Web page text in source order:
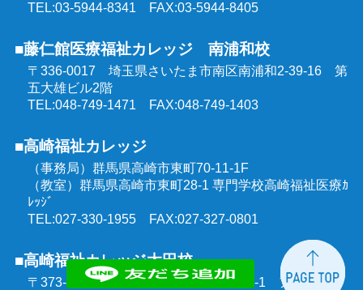
TEL:03-5944-8341 FAX:03-5944-8405
■藤仁館医療福祉カレッジ 南浦和校
〒336-0017 埼玉県さいたま市南区南浦和2-39-16 第
五大雄ビル2階
TEL:048-749-1471 FAX:048-749-1403
■高崎福祉カレッジ
（事務局）群馬県高崎市東町70-11-1F
（教室）群馬県高崎市東町28-1 専門学校高崎福祉医療ｶ
ﾚｯｼﾞ
TEL:027-330-1955 FAX:027-327-0801
■高崎福祉カレッジ太田校
〒373-0851 群馬県太田市飯田町1303-1 アルモニー